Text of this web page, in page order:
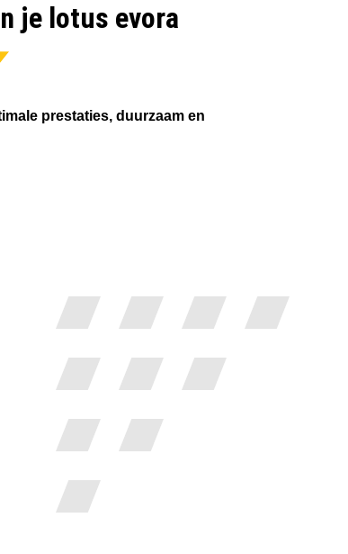
je lotus evora
prestaties, duurzaam en